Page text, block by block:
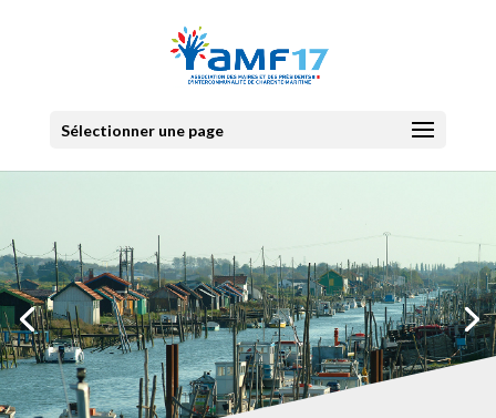
Sélectionner une page